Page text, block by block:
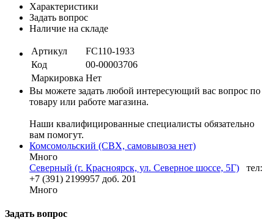
Характеристики
Задать вопрос
Наличие на складе
Артикул
FC110-1933
Код
00-00003706
Маркировка Нет
Вы можете задать любой интересующий вас вопрос по
товару или работе магазина.
Наши квалифицированные специалисты обязательно
вам помогут.
Комсомольский (СВХ, самовывоза нет)
Много
Северный (г. Красноярск, ул. Северное шоссе, 5Г)
тел:
+7 (391) 2199957 доб. 201
Много
Задать вопрос